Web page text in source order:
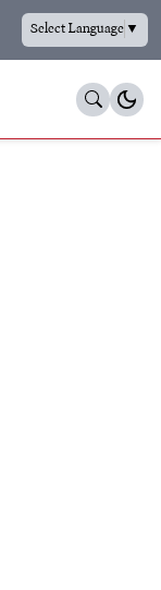
Select Language▼